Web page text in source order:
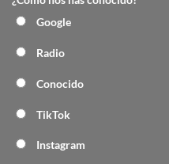
Google
Radio
Conocido
TikTok
Instagram